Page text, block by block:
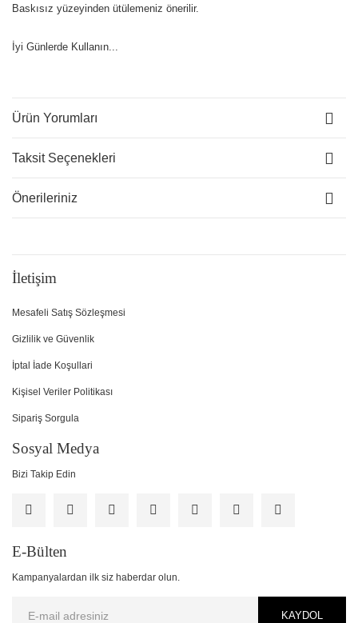
Baskısız yüzeyinden ütülemeniz önerilir.
İyi Günlerde Kullanın...
Ürün Yorumları
Taksit Seçenekleri
Önerileriniz
İletişim
Mesafeli Satış Sözleşmesi
Gizlilik ve Güvenlik
İptal İade Koşullari
Kişisel Veriler Politikası
Sipariş Sorgula
Sosyal Medya
Bizi Takip Edin
E-Bülten
Kampanyalardan ilk siz haberdar olun.
KAYDOL